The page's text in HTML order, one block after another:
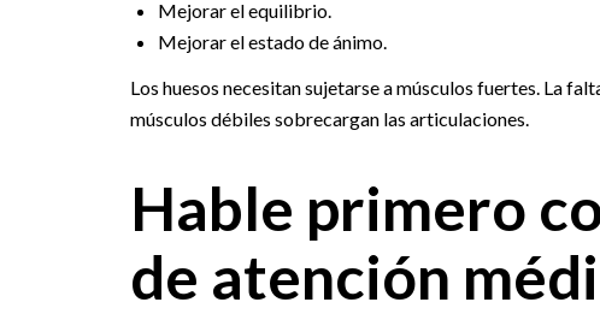
Mejorar el equilibrio.
Mejorar el estado de ánimo.
Los huesos necesitan sujetarse a músculos fuertes. La
músculos débiles sobrecargan las articulaciones.
Hable primero
de atención